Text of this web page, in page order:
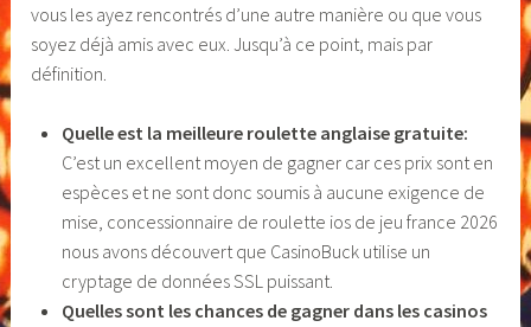
vous les ayez rencontrés d’une autre manière ou que vous
soyez déjà amis avec eux. Jusqu’à ce point, mais par
définition.
Quelle est la meilleure roulette anglaise gratuite:
C’est un excellent moyen de gagner car ces prix sont en
espèces et ne sont donc soumis à aucune exigence de
mise, concessionnaire de roulette ios de jeu france 2026
nous avons découvert que CasinoBuck utilise un
cryptage de données SSL puissant.
Quelles sont les chances de gagner dans les casinos